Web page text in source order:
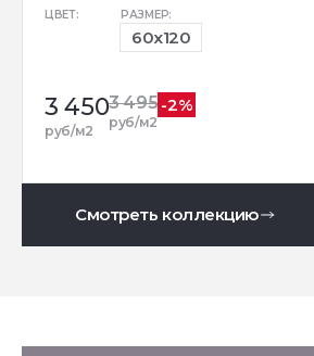
ЦВЕТ: РАЗМЕР:
60x120
3 450
руб/м2
3 495
руб/м2
-2%
Смотреть коллекцию